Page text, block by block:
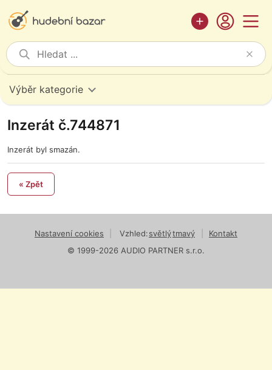
Výběr kategorie
Inzerát č.744871
Inzerát byl smazán.
« Zpět
Nastavení cookies Vzhled:světlýtmavý
Kontakt
© 1999-2026 AUDIO PARTNER s.r.o.